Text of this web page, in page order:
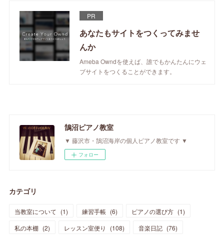
PR
あなたもサイトをつくってみませ
んか
Ameba Owndを使えば、誰でもかんたんにウェ
ブサイトをつくることができます。
鵠沼ピアノ教室
▼ 藤沢市・鵠沼海岸の個人ピアノ教室です ▼
フォロー
カテゴリ
当教室について (1) 練習手帳 (6) ピアノの選び方 (1)
私の本棚 (2) レッスン室便り (108) 音楽日記 (76)